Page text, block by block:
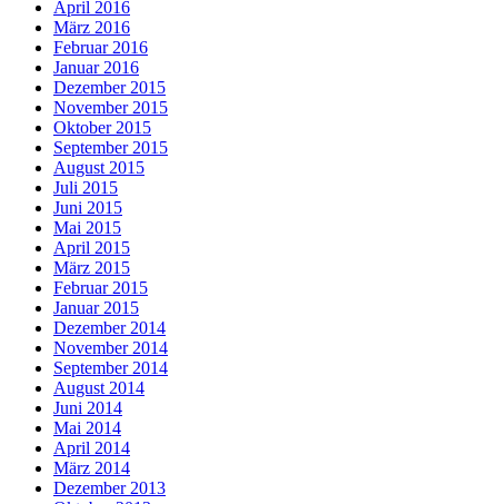
April 2016
März 2016
Februar 2016
Januar 2016
Dezember 2015
November 2015
Oktober 2015
September 2015
August 2015
Juli 2015
Juni 2015
Mai 2015
April 2015
März 2015
Februar 2015
Januar 2015
Dezember 2014
November 2014
September 2014
August 2014
Juni 2014
Mai 2014
April 2014
März 2014
Dezember 2013